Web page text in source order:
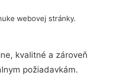
webovej stránky.
kvalitné a zároveň
požiadavkám.